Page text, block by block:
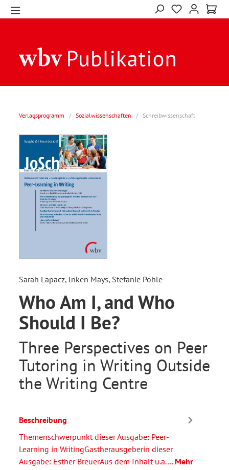
Verlagsprogramm / Sozialwissenschaften / Schreibwissenschaft
Sarah Lapacz, Inken Mays, Stefanie Pohle
Who Am I, and Who
Should I Be?
Three Perspectives on Peer
Tutoring in Writing Outside
the Writing Centre
Beschreibung
Themenschwerpunkt dieser Ausgabe: Peer-
Learning in WritingGastherausgeberin dieser
Ausgabe: Esther BreuerAus dem Inhalt u.a.… Mehr